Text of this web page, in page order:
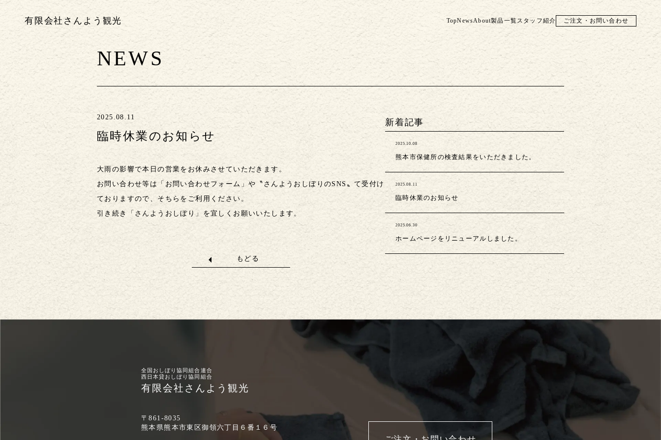
有限会社さんよう観光 TopNewsAbout製品一覧 スタッフ紹介 ご注文・お問い合わせ
NEWS
2025.08.11
臨時休業のお知らせ
大雨の影響で本日の営業をお休みさせていただきます。
お問い合わせ等は「お問い合わせフォーム」や〝 さんようおしぼりのSNS 〟て受付け
ておりますので、そちらをご利用ください。
引き続き「さんようおしぼり」を宜しくお願いいたします。
もどる
新着記事
2025.10.08
熊本市保健所の検査結果をいただきました。
2025.08.11
臨時休業のお知らせ
2025.06.30
ホームページをリニューアルしました。
全国おしぼり協同組合連合
西日本貸おしぼり協同組合
有限会社さんよう観光
〒861-8035
熊本県熊本市東区御領六丁目６番１６号